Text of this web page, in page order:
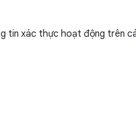
tin xác thực hoạt động trên